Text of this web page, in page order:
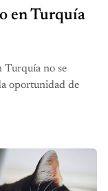
en Turquía
Turquía no se
oportunidad de